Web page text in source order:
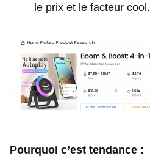
le prix et le facteur cool.
Pourquoi c’est tendance :